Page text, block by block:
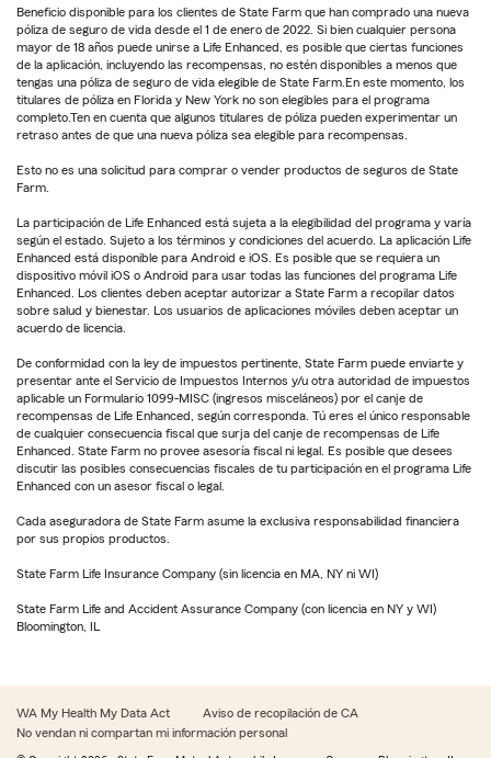
Beneficio disponible para los clientes de State Farm que han comprado una nueva
póliza de seguro de vida desde el 1 de enero de 2022. Si bien cualquier persona
mayor de 18 años puede unirse a Life Enhanced, es posible que ciertas funciones
de la aplicación, incluyendo las recompensas, no estén disponibles a menos que
tengas una póliza de seguro de vida elegible de State Farm.En este momento, los
titulares de póliza en Florida y New York no son elegibles para el programa
completo.Ten en cuenta que algunos titulares de póliza pueden experimentar un
retraso antes de que una nueva póliza sea elegible para recompensas.
Esto no es una solicitud para comprar o vender productos de seguros de State
Farm.
La participación de Life Enhanced está sujeta a la elegibilidad del programa y varía
según el estado. Sujeto a los términos y condiciones del acuerdo. La aplicación Life
Enhanced está disponible para Android e iOS. Es posible que se requiera un
dispositivo móvil iOS o Android para usar todas las funciones del programa Life
Enhanced. Los clientes deben aceptar autorizar a State Farm a recopilar datos
sobre salud y bienestar. Los usuarios de aplicaciones móviles deben aceptar un
acuerdo de licencia.
De conformidad con la ley de impuestos pertinente, State Farm puede enviarte y
presentar ante el Servicio de Impuestos Internos y/u otra autoridad de impuestos
aplicable un Formulario 1099-MISC (ingresos misceláneos) por el canje de
recompensas de Life Enhanced, según corresponda. Tú eres el único responsable
de cualquier consecuencia fiscal que surja del canje de recompensas de Life
Enhanced. State Farm no provee asesoría fiscal ni legal. Es posible que desees
discutir las posibles consecuencias fiscales de tu participación en el programa Life
Enhanced con un asesor fiscal o legal.
Cada aseguradora de State Farm asume la exclusiva responsabilidad financiera
por sus propios productos.
State Farm Life Insurance Company (sin licencia en MA, NY ni WI)
State Farm Life and Accident Assurance Company (con licencia en NY y WI)
Bloomington, IL
WA My Health My Data Act
Aviso de recopilación de CA
No vendan ni compartan mi información personal